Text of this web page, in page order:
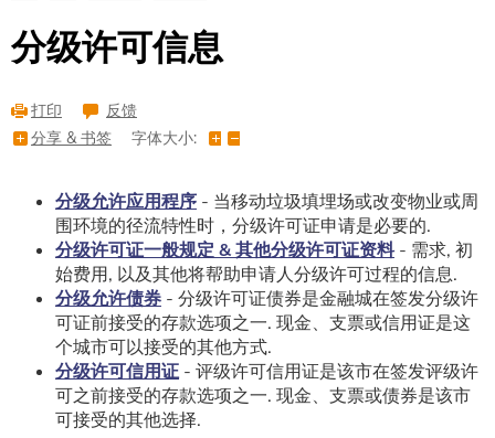
托
分级许可信息
打印
反馈
分享 & 书签
分
享
&
按
Enter
键
显
示
所
有
选
项，
按
Tab
键
进
入
下
一
个
字体大小:
分级允许应用程序 - 当移动垃圾填埋场或改变物业或周
围环境的径流特性时，分级许可证申请是必要的.
分级许可证一般规定 & 其他分级许可证资料- 需求, 初
始费用, 以及其他将帮助申请人分级许可过程的信息.
分级允许债券 - 分级许可证债券是金融城在签发分级许
可证前接受的存款选项之一. 现金、支票或信用证是这
个城市可以接受的其他方式.
分级许可信用证 - 评级许可信用证是该市在签发评级许
可之前接受的存款选项之一. 现金、支票或债券是该市
可接受的其他选择.